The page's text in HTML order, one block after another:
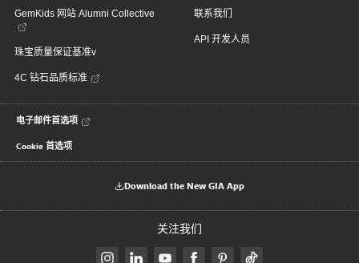
GemKids 网站 Alumni Collective
珠宝质量保证基准v
4C 钻石品质标准
联系我们
API 开发人员
电子邮件首选项
Cookie 首选项
Download the New GIA App
关注我们